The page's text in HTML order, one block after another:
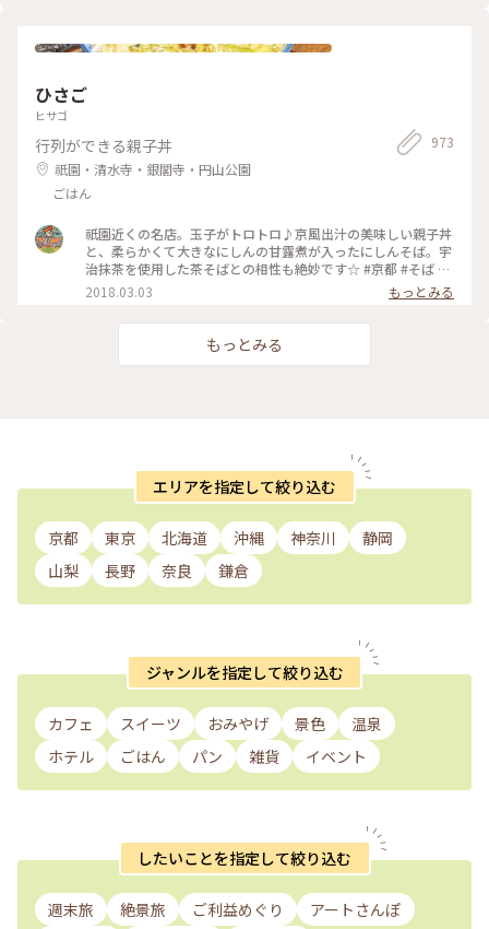
だったので身体に染み渡りました。 #京都 #出町柳 #ランチ #
ひさご
ヒサゴ
行列ができる親子丼
祇園・清水寺・銀閣寺・円山公園
ごはん
973
祇園近くの名店。玉子がトロトロ♪京風出汁の美味しい親子丼
と、柔らかくて大きなにしんの甘露煮が入ったにしんそば。宇
治抹茶を使用した茶そばとの相性も絶妙です☆ #京都 #そば #
丼 #親子丼 #にしんそば #茶そば #ひさご
2018.03.03 もっとみる
もっとみる
エリアを指定して絞り込む
京都 東京 北海道 沖縄 神奈川
静岡
山梨
長野 奈良 鎌倉
ジャンルを指定して絞り込む
カフェ スイーツ おみやげ 景色
温泉
ホテル
ごはん パン 雑貨 イベント
したいことを指定して絞り込む
週末旅 絶景旅 ご利益めぐり
アートさんぽ